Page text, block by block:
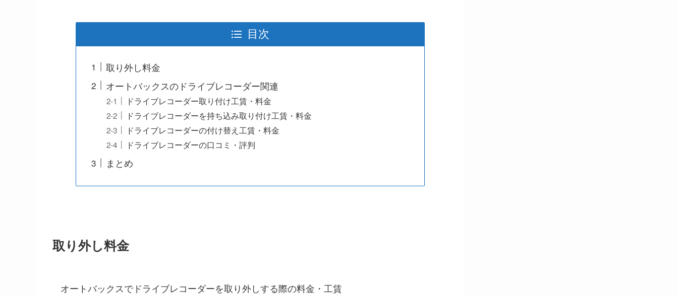
目次
取り外し料金
オートバックスのドライブレコーダー関連
ドライブレコーダー取り付け工賃・料金
ドライブレコーダーを持ち込み取り付け工賃・料金
ドライブレコーダーの付け替え工賃・料金
ドライブレコーダーの口コミ・評判
まとめ
取り外し料金
オートバックスでドライブレコーダーを取り外しする際の料金・工賃